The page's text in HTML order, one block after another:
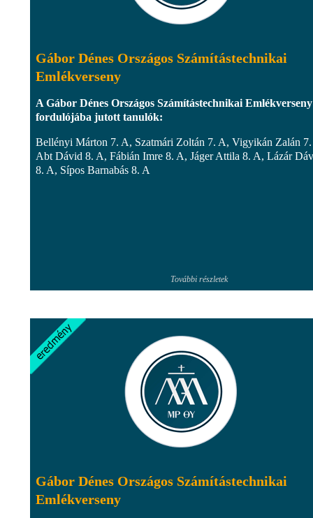
Gábor Dénes Országos Számítástechnikai
Emlékverseny
A Gábor Dénes Országos Számítástechnikai
fordulójába jutott tanulók:
Bellényi Márton 7. A, Szatmári Zoltán 7. A, Vigyikán Zalán
Abt Dávid 8. A, Fábián Imre 8. A, Jáger Attila 8. A, Lázár
8. A, Sípos Barnabás 8. A
További részletek
Gábor Dénes Országos Számítástechnikai
Emlékverseny